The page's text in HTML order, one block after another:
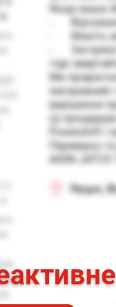
Якщо ваша
-
-	Мають
-
тоді
Ми
несправний
вирішення
Ці
Powershift і
Перевірка
AISIN
Луцьк,